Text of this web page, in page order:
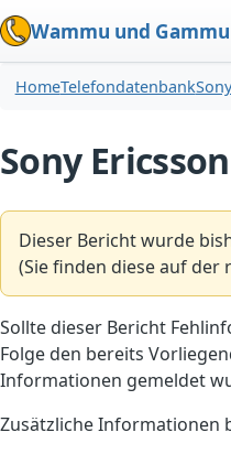
Wammu und Gammu
HomeTelefondatenbank
Sony
Dieser Bericht wurde
(Sie finden diese auf der
Sollte dieser Bericht
Folge den bereits
Informationen gemeldet
Zusätzliche Informationen